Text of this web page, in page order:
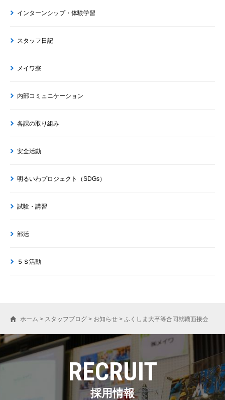
インターンシップ・体験学習
スタッフ日記
メイワ寮
内部コミュニケーション
各課の取り組み
安全活動
明るいわプロジェクト（SDGs）
試験・講習
部活
５Ｓ活動
ホーム > スタッフブログ > お知らせ > ふくしま大卒等合同就職面接会
RECRUIT
採用情報